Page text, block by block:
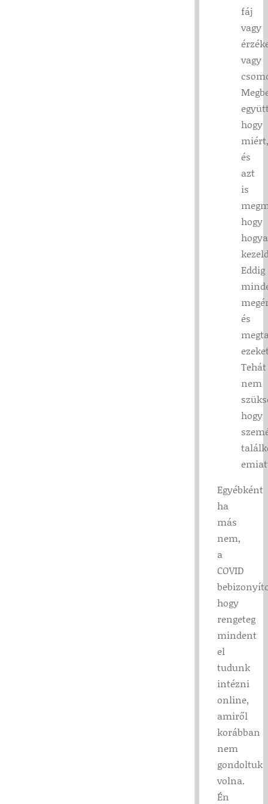
fáj
vagy
vagy
hogy
miért,
és
azt
is
hogy
Eddig
és
Tehát
nem
hogy
Egyébként
ha
más
nem,
a
COVID
hogy
rengeteg
mindent
el
tudunk
intézni
online,
amiről
korábban
nem
gondoltuk
volna.
Én